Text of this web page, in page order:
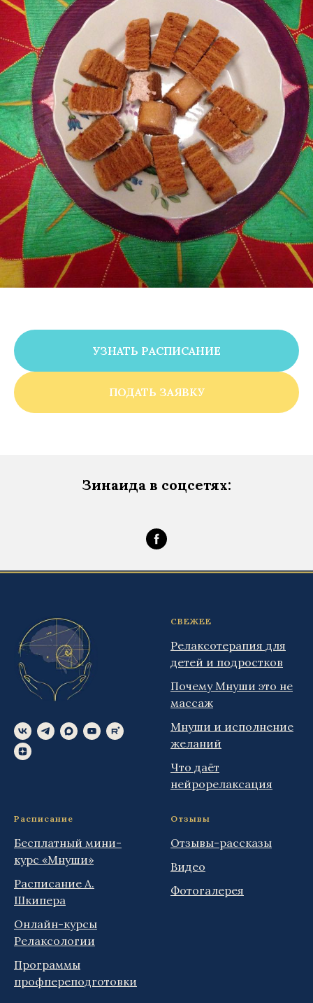
УЗНАТЬ РАСПИСАНИЕ
ПОДАТЬ ЗАЯВКУ
Зинаида в соцсетях:
СВЕЖЕЕ
Релаксотерапия для
детей и подростков
Почему Мнуши это не
массаж
Мнуши и исполнение
желаний
Что даёт
нейрорелаксация
Расписание
Бесплатный мини-
курс «Мнуши»
Расписание А.
Шкипера
Онлайн-курсы
Релаксологии
Программы
профпереподготовки
Отзывы
Отзывы-рассказы
Видео
Фотогалерея